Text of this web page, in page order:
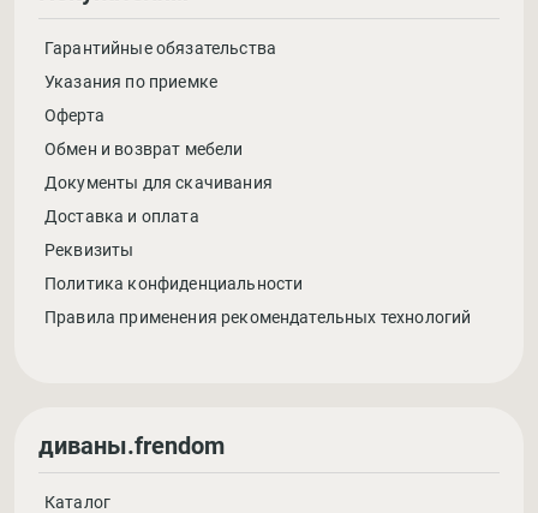
Гарантийные обязательства
Указания по приемке
Оферта
Обмен и возврат мебели
Документы для скачивания
Доставка и оплата
Реквизиты
Политика конфиденциальности
Правила применения рекомендательных технологий
диваны.frendom
Каталог